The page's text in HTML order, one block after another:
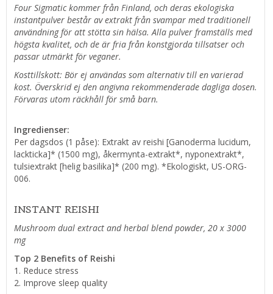
Four Sigmatic kommer från Finland, och deras ekologiska
instantpulver består av extrakt från svampar med traditionell
användning för att stötta sin hälsa. Alla pulver framställs med
högsta kvalitet, och de är fria från konstgjorda tillsatser och
passar utmärkt för veganer.
Kosttillskott: Bör ej användas som alternativ till en varierad
kost. Överskrid ej den angivna rekommenderade dagliga dosen.
Förvaras utom räckhåll för små barn.
Ingredienser:
Per dagsdos (1 påse): Extrakt av reishi [Ganoderma lucidum,
lackticka]* (1500 mg), åkermynta-extrakt*, nyponextrakt*,
tulsiextrakt [helig basilika]* (200 mg). *Ekologiskt, US-ORG-
006.
INSTANT REISHI
Mushroom dual extract and herbal blend powder, 20 x 3000
mg
Top 2 Benefits of Reishi
1. Reduce stress
2. Improve sleep quality